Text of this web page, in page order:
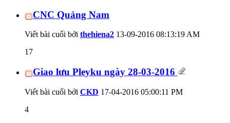
CNC Quảng Nam
Viết bài cuối bởi thehiena2 13-09-2016 08:13:19 AM
17
Giao lưu Pleyku ngày 28-03-2016
Viết bài cuối bởi CKD 17-04-2016 05:00:11 PM
4